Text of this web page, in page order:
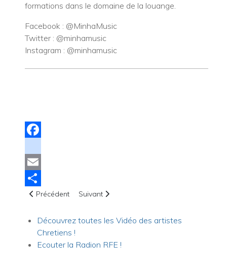
formations dans le domaine de la louange.
Facebook : @MinhaMusic
Twitter : @minhamusic
Instagram : @minhamusic
instagram
Email
Share
Article précédent : Bio Gila MP
Précédent Article suivant : Leah Bicep - Pure | Dernier
Suivant
Découvrez toutes les Vidéo des artistes
Chretiens !
Ecouter la Radion RFE !